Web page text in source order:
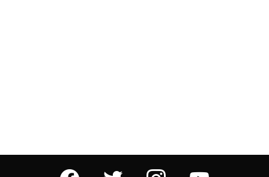
facebook twitter instagram youtube